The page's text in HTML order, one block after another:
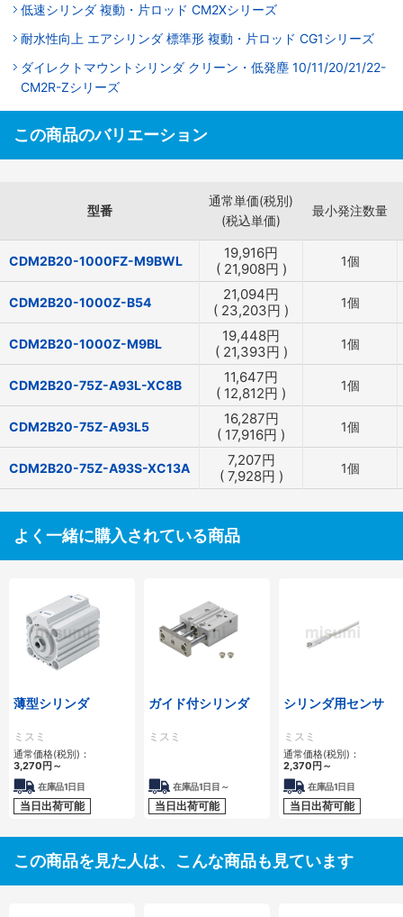
低速シリンダ 複動・片ロッド CM2Xシリーズ
耐水性向上 エアシリンダ 標準形 複動・片ロッド CG1シリーズ
ダイレクトマウントシリンダ クリーン・低発塵 10/11/20/21/22-
CM2R-Zシリーズ
この商品のバリエーション
型番
通常単価(税別)
(税込単価)
最小発注数量
CDM2B20-1000FZ-M9BWL 19,916円
( 21,908円 ) 1個
CDM2B20-1000Z-B54 21,094円
( 23,203円 ) 1個
CDM2B20-1000Z-M9BL 19,448円
( 21,393円 ) 1個
CDM2B20-75Z-A93L-XC8B 11,647円
( 12,812円 ) 1個
CDM2B20-75Z-A93L5 16,287円
( 17,916円 ) 1個
CDM2B20-75Z-A93S-XC13A 7,207円
( 7,928円 ) 1個
よく一緒に購入されている商品
薄型シリンダ
ミスミ
通常価格(税別)：
3,270円～
在庫品1日目
当日出荷可能
ガイド付シリンダ
ミスミ
在庫品1日目～
当日出荷可能
シリンダ用センサ
ミスミ
通常価格(税別)：
2,370円～
在庫品1日目
当日出荷可能
この商品を見た人は、こんな商品も見ています